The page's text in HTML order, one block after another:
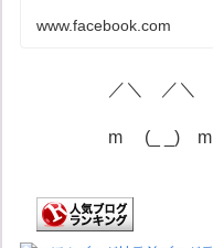
www.facebook.com
／＼ ／＼
m (_ _) m